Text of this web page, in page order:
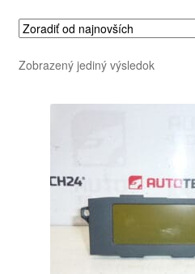
Zobrazený jediný výsledok